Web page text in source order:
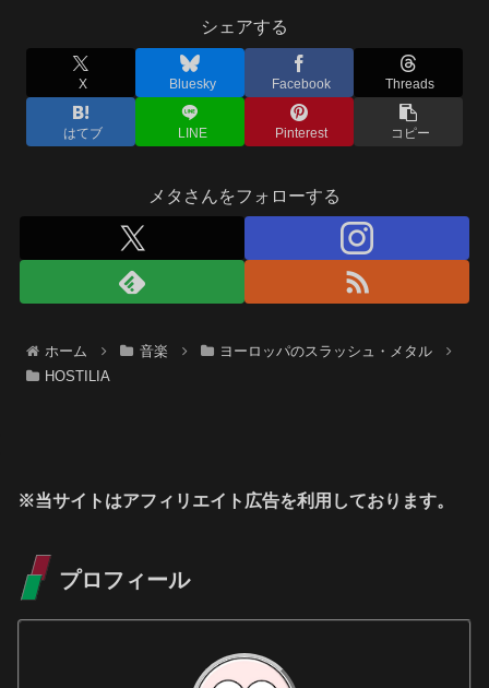
シェアする
X Bluesky Facebook Threads
はてブ LINE Pinterest コピー
メタさんをフォローする
ホーム 音楽
ヨーロッパのスラッシュ・メタル
HOSTILIA
※当サイトはアフィリエイト広告を利用しております。
プロフィール